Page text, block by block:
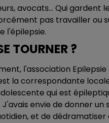
avocats... Qui gardent
pas travailler ou
l'épilepsie.
TOURNER ?
l'association
la correspondante
qui est
envie de donner
et de